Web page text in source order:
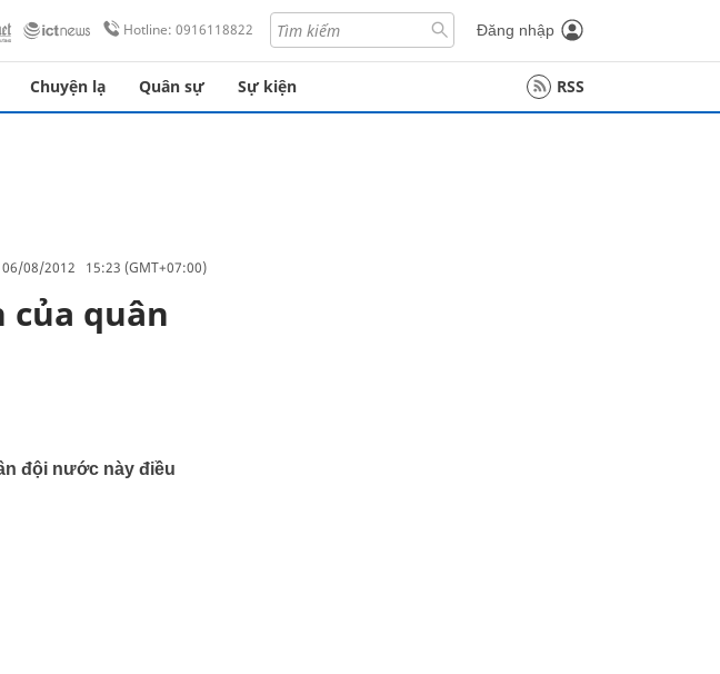
Hotline: 0916118822 Đăng nhập
Chuyện lạ Quân sự Sự kiện RSS
06/08/2012 15:23 (GMT+07:00)
của quân
đội nước này điều